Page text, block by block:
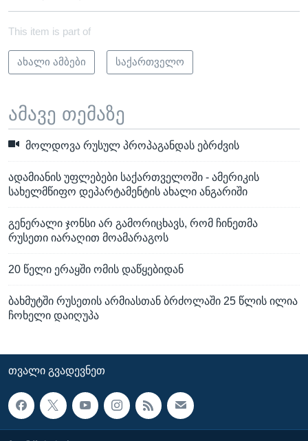
This item is part of
ახალი ამბები საქართველო
ამავე თემაზე
მოლდოვა რუსულ პროპაგანდას ებრძვის
ადამიანის უფლებები საქართველოში - ამერიკის
სახელმწიფო დეპარტამენტის ახალი ანგარიში
გენერალი ჯონსი არ გამორიცხავს, რომ ჩინეთმა
რუსეთი იარაღით მოამარაგოს
20 წელი ერაყში ომის დაწყებიდან
ბახმუტში რუსეთის არმიასთან ბრძოლაში 25 წლის ილია
ჩოხელი დაიღუპა
ᲗᲕᲐᲚᲘ ᲒᲕᲐᲓᲔᲕᲜᲔᲗ